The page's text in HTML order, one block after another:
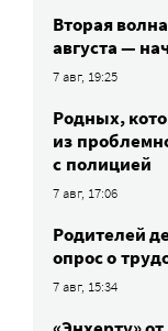
Вторая
августа —
7 авг, 19:25
Родных,
из
с полицией
7 авг, 17:06
Родителей
опрос о
7 авг, 15:34